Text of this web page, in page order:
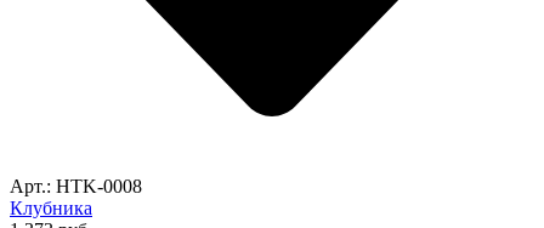
Арт.: HTK-0008
Клубника